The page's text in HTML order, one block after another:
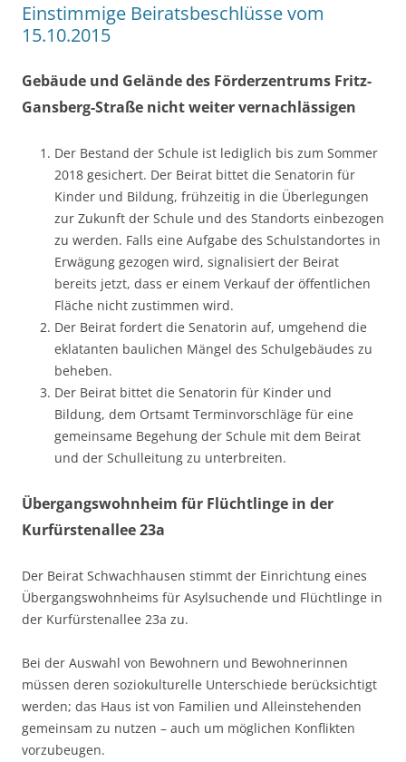
Einstimmige Beiratsbeschlüsse vom
15.10.2015
Gebäude und Gelände des Förderzentrums Fritz-
Gansberg-Straße nicht weiter vernachlässigen
Der Bestand der Schule ist lediglich bis zum Sommer
2018 gesichert. Der Beirat bittet die Senatorin für
Kinder und Bildung, frühzeitig in die Überlegungen
zur Zukunft der Schule und des Standorts einbezogen
zu werden. Falls eine Aufgabe des Schulstandortes in
Erwägung gezogen wird, signalisiert der Beirat
bereits jetzt, dass er einem Verkauf der öffentlichen
Fläche nicht zustimmen wird.
Der Beirat fordert die Senatorin auf, umgehend die
eklatanten baulichen Mängel des Schulgebäudes zu
beheben.
Der Beirat bittet die Senatorin für Kinder und
Bildung, dem Ortsamt Terminvorschläge für eine
gemeinsame Begehung der Schule mit dem Beirat
und der Schulleitung zu unterbreiten.
Übergangswohnheim für Flüchtlinge in der
Kurfürstenallee 23a
Der Beirat Schwachhausen stimmt der Einrichtung eines
Übergangswohnheims für Asylsuchende und Flüchtlinge in
der Kurfürstenallee 23a zu.
Bei der Auswahl von Bewohnern und Bewohnerinnen
müssen deren soziokulturelle Unterschiede berücksichtigt
werden; das Haus ist von Familien und Alleinstehenden
gemeinsam zu nutzen – auch um möglichen Konflikten
vorzubeugen.